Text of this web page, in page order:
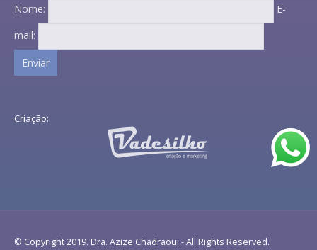
Nome:
E-
mail:
Criação:
© Copyright 2019. Dra. Azize Chadraoui - All Rights Reserved.